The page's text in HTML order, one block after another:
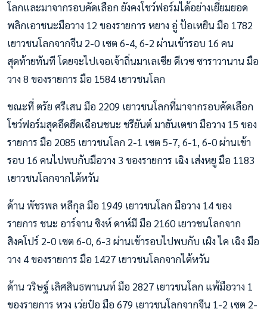
โลกและมาจากรอบคัดเลือก ยังคงโชว์ฟอร์มได้อย่างเยี่ยมยอด
พลิกเอาชนะมือวาง 12 ของรายการ หยาง อู่ ป้อเหยิน มือ 1782
เยาวชนโลกจากจีน 2-0 เซต 6-4, 6-2 ผ่านเข้ารอบ 16 คน
สุดท้ายทันที โดยจะไปเจอเจ้าถิ่นมาเลเซีย ดีเวซ ซาราวานาน มือ
วาง 8 ของรายการ มือ 1584 เยาวชนโลก
ขณะที่ ตรัย ศรีเสน มือ 2209 เยาวชนโลกที่มาจากรอบคัดเลือก
โชว์ฟอร์มสุดอึดฮึดเฉือนชนะ ชรียันต์ มาฮันเตชา มือวาง 15 ของ
รายการ มือ 2085 เยาวชนโลก 2-1 เซต 5-7, 6-1, 6-0 ผ่านเข้า
รอบ 16 คนไปพบกับมือวาง 3 ของรายการ เฉิง เส่งหยู มือ 1183
เยาวชนโลกจากไต้หวัน
ด้าน พัชรพล หลีกุล มือ 1949 เยาวชนโลก มือวาง 14 ของ
รายการ ชนะ อาร์จาน ซิงห์ ดาห์มี มือ 2160 เยาวชนโลกจาก
สิงคโปร์ 2-0 เซต 6-0, 6-3 ผ่านเข้ารอบไปพบกับ เผิง ไค เฉิง มือ
วาง 4 ของรายการ มือ 1427 เยาวชนโลกจากไต้หวัน
ด้าน วริษฐ์ เลิศสินธพานนท์ มือ 2827 เยาวชนโลก แพ้มือวาง 1
ของรายการ หวง เว่ยป๋อ มือ 679 เยาวชนโลกจากจีน 1-2 เซต 2-